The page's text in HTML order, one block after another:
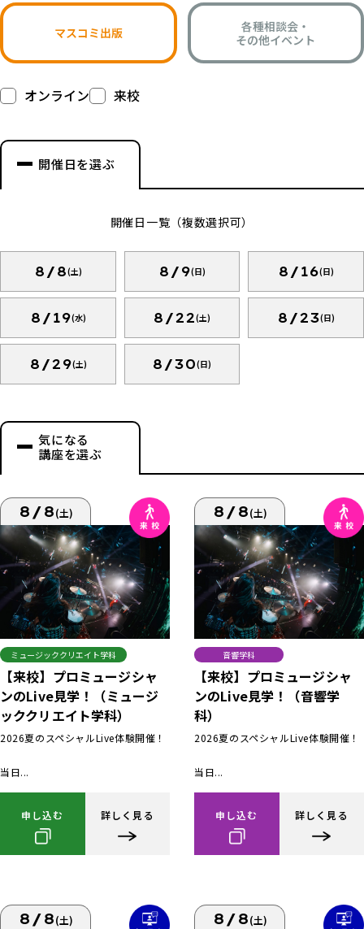
マスコミ出版
各種相談会・
その他イベント
オンライン 来校
開催日を選ぶ
開催日一覧（複数選択可）
8/8(土) 8/9(日) 8/16(日)
8/19(水) 8/22(土) 8/23(日)
8/29(土) 8/30(日)
気になる
講座を選ぶ
8/8(土)
ミュージッククリエイト学科
【来校】プロミュージシャ
ンのLive見学！（ミュージ
ッククリエイト学科）
2026夏のスペシャルLive体験開催！
当日...
申し込む 詳しく見る
8/8(土)
音響学科
【来校】プロミュージシャ
ンのLive見学！（音響学
科）
2026夏のスペシャルLive体験開催！
当日...
申し込む 詳しく見る
8/8(土) 8/8(土)